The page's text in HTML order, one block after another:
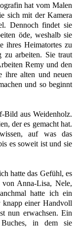
hat vom Malen
sich mit der Kamera
Dennoch findet sie
öde, weshalb sie
ihres Heimatortes zu
zu arbeiten. Sie traut
Remy und den
ihre alten und neuen
und so beginnt
Bild aus Weidenholz.
der es gemacht hat.
auf was das
es soweit ist und sie
hatte das Gefühl, es
Anna-Lisa, Nele,
anchmal hatte ich ein
einer Handvoll
nun erwachsen. Ein
Buches, in dem sie